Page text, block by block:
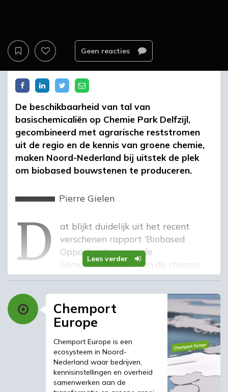
Geen reacties
Lees verder
De beschikbaarheid van tal van
basischemicaliën op Chemie Park Delfzijl,
gecombineerd met agrarische reststromen
uit de regio en de kennis van groene chemie,
maken Noord-Nederland bij uitstek de plek
om biobased bouwstenen te produceren.
Pierre Gielen
d
Dat blijkt duidelijk uit het recent
verschenen rapport ‘Biobased
Opportunities voor de
Eemsmondregio
’ van de chemici
André en Eric Heeres. De onderzoekers
biobased chemicaliën die in het chemische
cluster kunnen worden geproduceerd, met
behulp van al grootschalig aanwezige
reagentia, zoals zoutzuur, natriumhydroxide,
azijnzuur, ammonia en natriumhypochloriet.
Het gaat daarbij om bekende processen
waarvan de technologie al commercieel
Chemport
Europe
Chemport Europe is een
ecosysteem in Noord-
Nederland waar bedrijven,
kennisinstellingen en overheid
samenwerken aan de